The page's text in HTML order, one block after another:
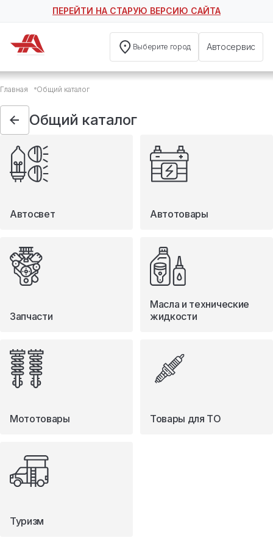
ПЕРЕЙТИ НА СТАРУЮ ВЕРСИЮ САЙТА
Выберите город Автосервис
Общий каталог
Автосвет
Автотовары
Запчасти
Масла и технические жидкости
Мототовары
Туризм
Главная Общий каталог
Общий каталог
Автосвет Автотовары
Запчасти
Масла и технические
жидкости
Мототовары Товары для ТО
Туризм